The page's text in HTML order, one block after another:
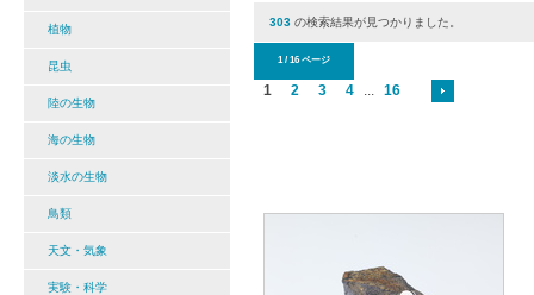
植物
昆虫
陸の生物
海の生物
淡水の生物
鳥類
天文・気象
実験・科学
303 の検索結果が見つかりました。
1 / 16 ページ
1 2 3 4 ... 16